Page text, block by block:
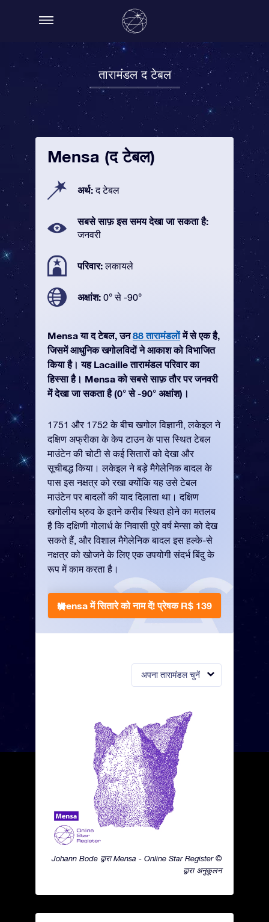
तारामंडल द टेबल
अपना तारामंडल चुनें
Johann Bode द्वारा Mensa - Online Star Register ©
द्वारा अनुकूलन
Mensa (द टेबल)
अर्थ:द टेबल
सबसे साफ़ इस समय देखा जा सकता है:
जनवरी
परिवार:लकायले
अक्षांश: 0° से -90°
Mensa या द टेबल, उन88 तारामंडलोंमें से एक है,
जिसमें आधुनिक खगोलविदों ने आकाश को विभाजित
किया है। यह Lacaille तारामंडल परिवार का
हिस्सा है। Mensa को सबसे साफ़ तौर पर जनवरी
में देखा जा सकता है (0° से -90° अक्षांश)।
1751 और 1752 के बीच खगोल विज्ञानी, लकेइल ने
दक्षिण अफ्रीका के केप टाउन के पास स्थित टेबल
माउंटेन की चोटी से कई सितारों को देखा और
सूचीबद्ध किया। लकेइल ने बड़े मैगेलेनिक बादल के
पास इस नक्षत्र को रखा क्योंकि यह उसे टेबल
माउंटेन पर बादलों की याद दिलाता था। दक्षिण
खगोलीय ध्रुव के इतने करीब स्थित होने का मतलब
है कि दक्षिणी गोलार्ध के निवासी पूरे वर्ष मेन्सा को देख
सकते हैं, और विशाल मैगेलेनिक बादल इस हल्के-से
नक्षत्र को खोजने के लिए एक उपयोगी संदर्भ बिंदु के
रूप में काम करता है।
Mensa में सितारे को नाम दें!प्रेषक R$ 139